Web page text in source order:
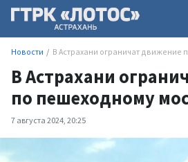
Новости В Астрахани ограничат движение
В Астрахани
по пешеходному
7 августа 2024, 20:25